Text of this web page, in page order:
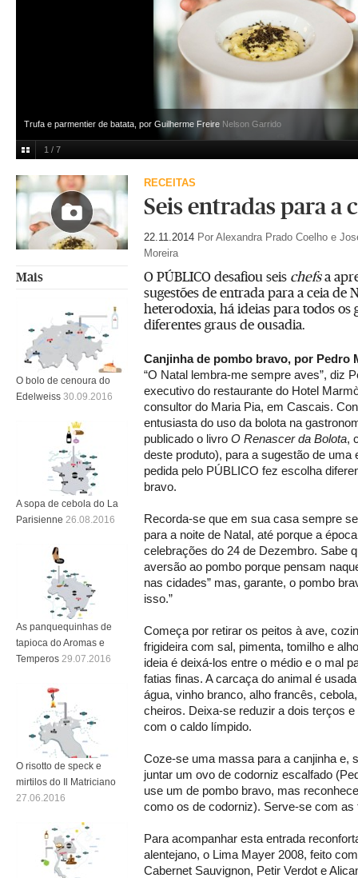
Trufa e parmentier de batata, por Guilherme Freire Nelson Garrido
1 / 7
RECEITAS
Seis entradas para a
22.11.2014 Por Alexandra Prado Coelho e
Moreira
O PÚBLICO desafiou seis chefsa
sugestões de entrada para a ceia de
heterodoxia, há ideias para todos os
diferentes graus de ousadia.
Canjinha de pombo bravo, por Pedro
“O Natal lembra-me sempre aves”, diz
executivo do restaurante do Hotel
consultor do Maria Pia, em Cascais.
entusiasta do uso da bolota na
publicado o livro O Renascer da Bolota,
deste produto), para a sugestão de uma
pedida pelo PÚBLICO fez escolha
bravo.
Recorda-se que em sua casa sempre
para a noite de Natal, até porque a
celebrações do 24 de Dezembro. Sabe
aversão ao pombo porque pensam
nas cidades” mas, garante, o pombo
isso.”
Começa por retirar os peitos à ave,
frigideira com sal, pimenta, tomilho e
ideia é deixá-los entre o médio e o mal
fatias finas. A carcaça do animal é
água, vinho branco, alho francês,
cheiros. Deixa-se reduzir a dois terços
com o caldo límpido.
Coze-se uma massa para a canjinha e,
juntar um ovo de codorniz escalfado
use um de pombo bravo, mas
como os de codorniz). Serve-se com as
Para acompanhar esta entrada
alentejano, o Lima Mayer 2008, feito
Cabernet Sauvignon, Petir Verdot e
Mais
O bolo de cenoura do
Edelweiss 30.09.2016
A sopa de cebola do La
Parisienne 26.08.2016
As panquequinhas de
tapioca do Aromas e
Temperos 29.07.2016
O risotto de speck e
mirtilos do Il Matriciano
27.06.2016